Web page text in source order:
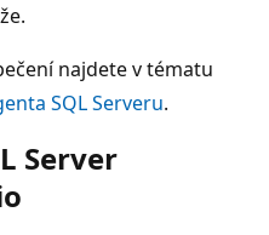
najdete v tématu
SQL Serveru.
Server